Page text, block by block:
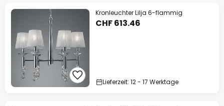
Kronleuchter Lilja 6-flammig
CHF 613.46
Lieferzeit: 12 - 17 Werktage